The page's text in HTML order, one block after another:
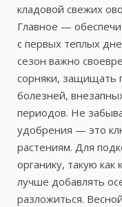
кладовой свежих
Главное —
с первых теплых
сезон важно
сорняки, защищать
болезней,
периодов. Не
удобрения — это
растениям. Для
органику, такую как
лучше добавлять
разложиться.